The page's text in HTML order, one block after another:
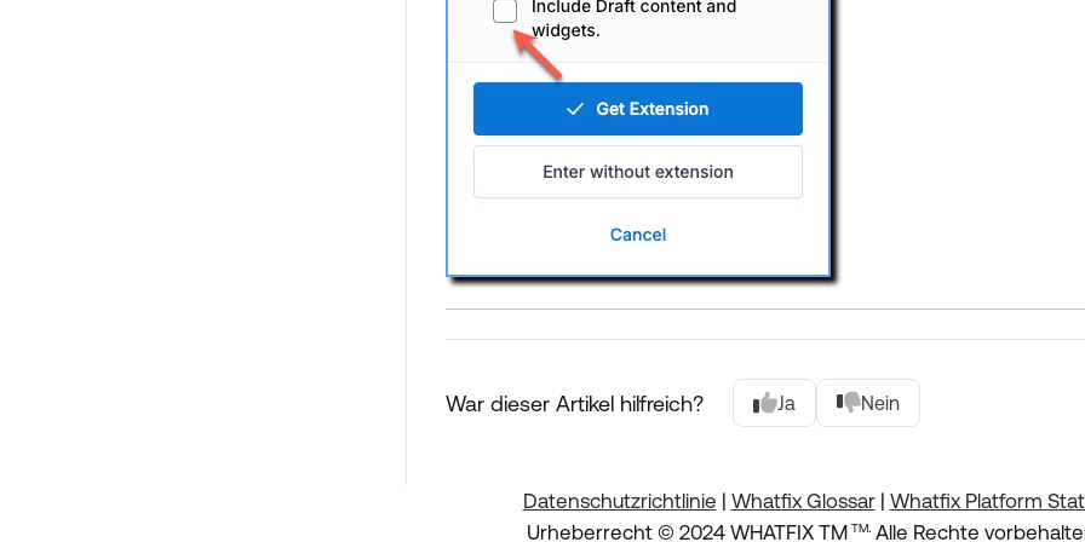
War dieser Artikel hilfreich? Ja Nein
Datenschutzrichtlinie | Whatfix Glossar| Whatfix Platform
Urheberrecht © 2024 WHATFIX TM TM. Alle Rechte